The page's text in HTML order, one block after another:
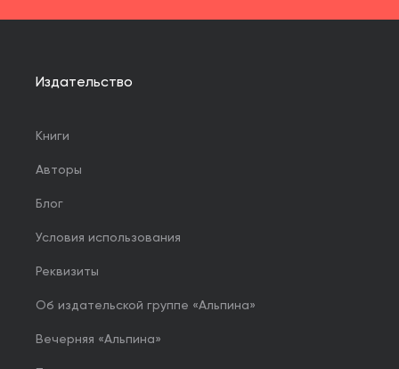
Издательство
Книги
Авторы
Блог
Условия использования
Реквизиты
Об издательской группе «Альпина»
Вечерняя «Альпина»